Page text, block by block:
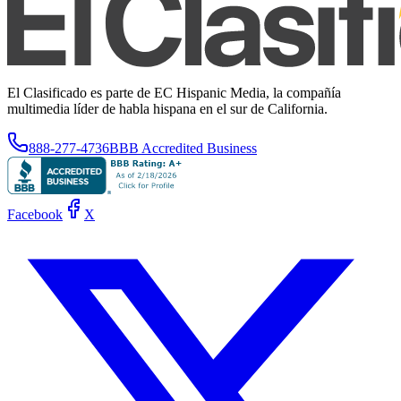
El Clasificado es parte de EC Hispanic Media, la compañía
multimedia líder de habla hispana en el sur de California.
888-277-4736BBB Accredited Business
Facebook X